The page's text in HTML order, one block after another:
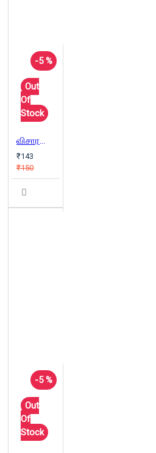
-5 %
Out
Of
Stock
விசாரணைக் கமிஷன்
₹143
₹150
-5 %
Out
Of
Stock